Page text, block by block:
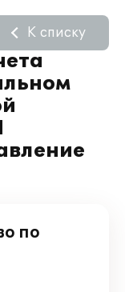
К списку
по